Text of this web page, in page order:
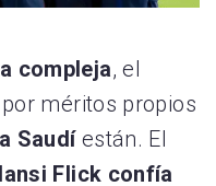
compleja, el
méritos propios
Saudíestán. El
Flick confía